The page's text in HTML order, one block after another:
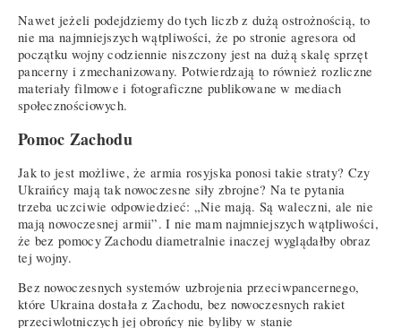
Nawet jeżeli podejdziemy do tych liczb z dużą ostrożnością, to
nie ma najmniejszych wątpliwości, że po stronie agresora od
początku wojny codziennie niszczony jest na dużą skalę sprzęt
pancerny i zmechanizowany. Potwierdzają to również rozliczne
materiały filmowe i fotograficzne publikowane w mediach
społecznościowych.
Pomoc Zachodu
Jak to jest możliwe, że armia rosyjska ponosi takie straty? Czy
Ukraińcy mają tak nowoczesne siły zbrojne? Na te pytania
trzeba uczciwie odpowiedzieć: „Nie mają. Są waleczni, ale nie
mają nowoczesnej armii”. I nie mam najmniejszych wątpliwości,
że bez pomocy Zachodu diametralnie inaczej wyglądałby obraz
tej wojny.
Bez nowoczesnych systemów uzbrojenia przeciwpancernego,
które Ukraina dostała z Zachodu, bez nowoczesnych rakiet
przeciwlotniczych jej obrońcy nie byliby w stanie